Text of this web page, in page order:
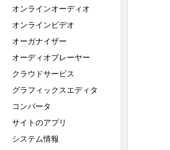
オンラインオーディオ
オンラインビデオ
オーガナイザー
オーディオプレーヤー
クラウドサービス
グラフィックスエディタ
コンバータ
サイトのアプリ
システム情報